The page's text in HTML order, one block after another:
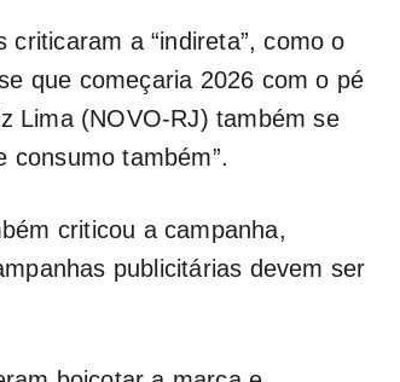
a “indireta”, como o
que começaria 2026 com o pé
Lima (NOVO-RJ) também se
consumo também”.
criticou a campanha,
publicitárias devem ser